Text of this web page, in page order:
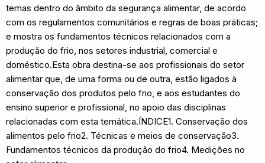
temas dentro do âmbito da segurança alimentar, de acordo
com os regulamentos comunitários e regras de boas práticas;
e mostra os fundamentos técnicos relacionados com a
produção do frio, nos setores industrial, comercial e
doméstico.Esta obra destina-se aos profissionais do setor
alimentar que, de uma forma ou de outra, estão ligados à
conservação dos produtos pelo frio, e aos estudantes do
ensino superior e profissional, no apoio das disciplinas
relacionadas com esta temática.ÍNDICE1. Conservação dos
alimentos pelo frio2. Técnicas e meios de conservação3.
Fundamentos técnicos da produção do frio4. Medições no